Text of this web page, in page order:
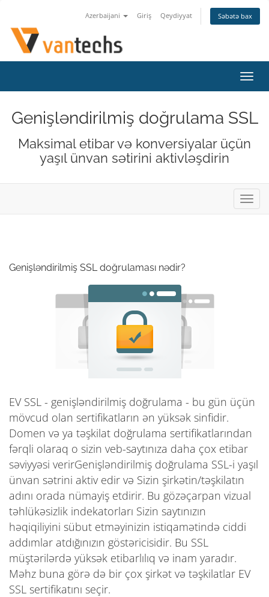
Azerbaijani Giriş Qeydiyyat Səbətə bax
keçid
Genişləndirilmiş doğrulama SSL
Maksimal etibar və konversiyalar üçün
yaşıl ünvan sətirini aktivləşdirin
keçid
Genişləndirilmiş SSL doğrulaması nədir?
EV SSL - genişləndirilmiş doğrulama - bu gün üçün
mövcud olan sertifikatların ən yüksək sinfidir.
Domen və ya təşkilat doğrulama sertifikatlarından
fərqli olaraq o sizin veb-saytınıza daha çox etibar
səviyyəsi verirGenişləndirilmiş doğrulama SSL-i yaşıl
ünvan sətrini aktiv edir və Sizin şirkətin/təşkilatın
adını orada nümayiş etdirir. Bu gözəçarpan vizual
təhlükəsizlik indekatorları Sizin saytınızın
həqiqiliyini sübut etməyinizin istiqamətində ciddi
addımlar atdığınızın göstəricisidir. Bu SSL
müştərilərdə yüksək etibarlılıq və inam yaradır.
Məhz buna görə də bir çox şirkət və təşkilatlar EV
SSL sertifikatını seçir.